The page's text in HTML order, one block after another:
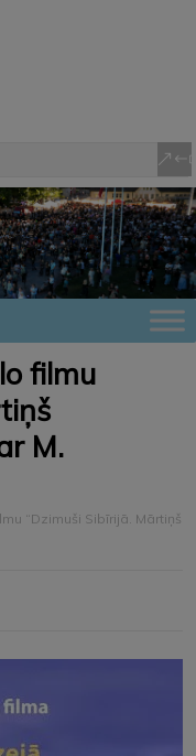
filmu
M.
“Dzimuši Sibīrijā. Mārtiņš